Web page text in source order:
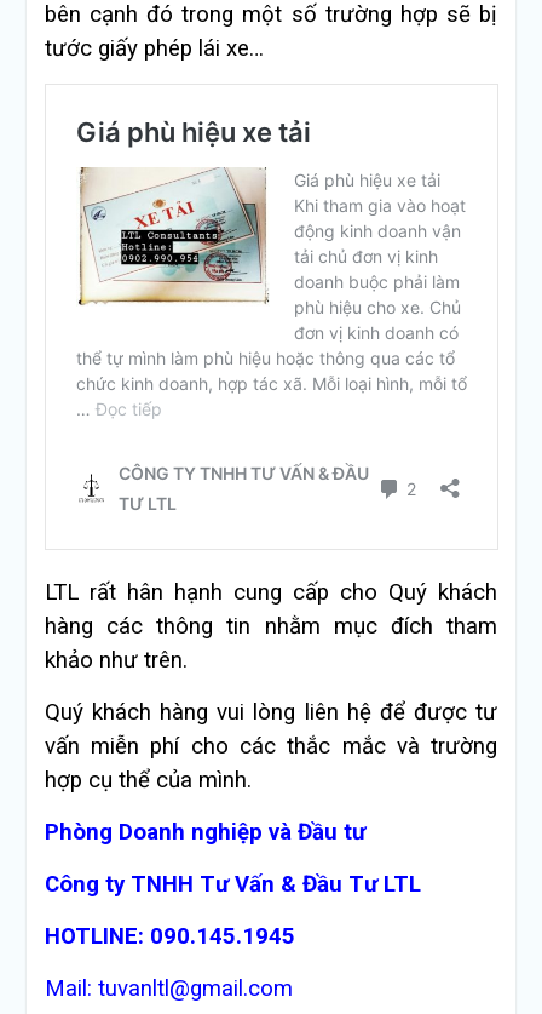
bên cạnh đó trong một số trường hợp sẽ bị
tước giấy phép lái xe…
LTL rất hân hạnh cung cấp cho Quý khách
hàng các thông tin nhằm mục đích tham
khảo như trên.
Quý khách hàng vui lòng liên hệ để được tư
vấn miễn phí cho các thắc mắc và trường
hợp cụ thể của mình.
Phòng Doanh nghiệp và Đầu tư
Công ty TNHH Tư Vấn & Đầu Tư LTL
HOTLINE: 090.145.1945
Mail: tuvanltl@gmail.com